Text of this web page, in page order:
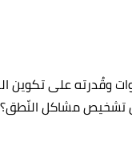
على تكوين
تشخيص مشاكل